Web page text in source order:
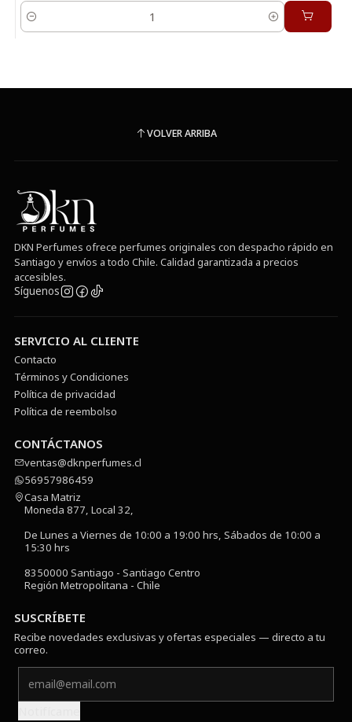
Cantidad
VOLVER ARRIBA
DKN Perfumes ofrece perfumes originales con despacho rápido en
Santiago y envíos a todo Chile. Calidad garantizada a precios
accesibles.
Síguenos
SERVICIO AL CLIENTE
Contacto
Términos y Condiciones
Política de privacidad
Política de reembolso
CONTÁCTANOS
ventas@dknperfumes.cl
56957986459
Casa Matriz
Moneda 877, Local 32,
De Lunes a Viernes de 10:00 a 19:00 hrs, Sábados de 10:00 a
15:30 hrs
8350000 Santiago - Santiago Centro
Región Metropolitana - Chile
SUSCRÍBETE
Recibe novedades exclusivas y ofertas especiales — directo a tu
correo.